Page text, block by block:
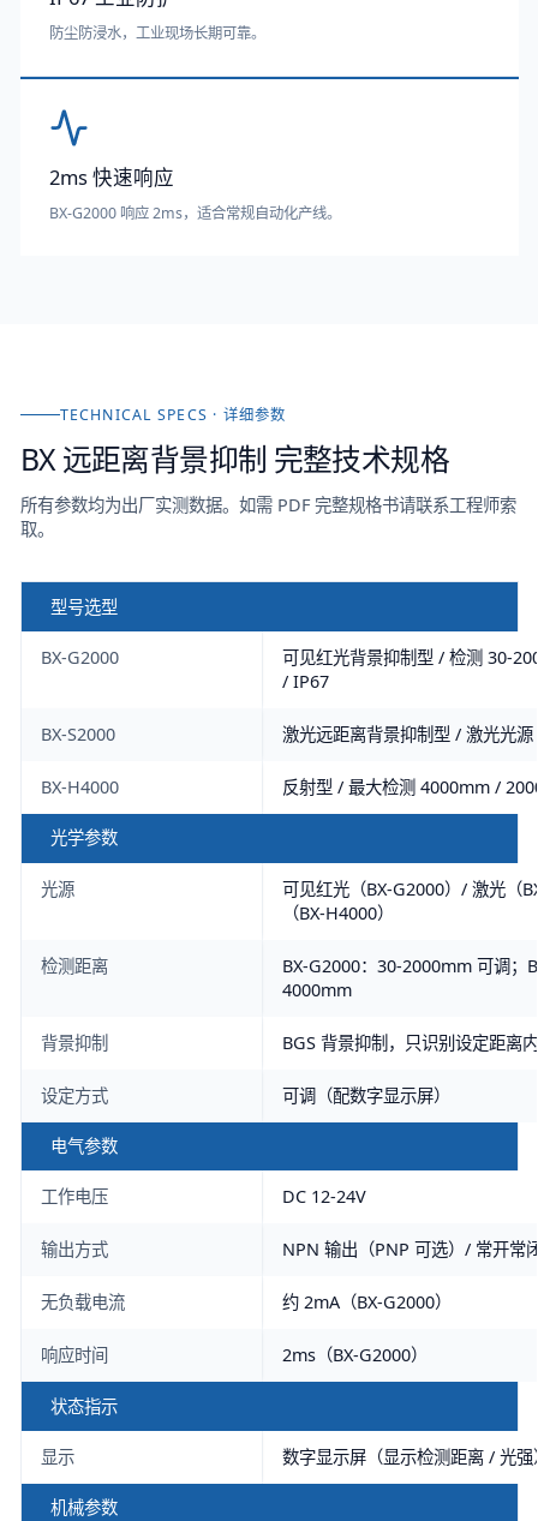
防尘防浸水，工业现场长期可靠。
2ms 快速响应
BX-G2000 响应 2ms，适合常规自动化产线。
TECHNICAL SPECS · 详细参数
BX 远距离背景抑制 完整技术规格
所有参数均为出厂实测数据。如需 PDF 完整规格书请联系工程师索
取。
型号选型
BX-G2000
可见红光背景抑制型 / 检测 30-
/ IP67
BX-S2000 激光远距离背景抑制型 / 激光光
BX-H4000 反射型 / 最大检测 4000mm /
光学参数
光源
可见红光（BX-G2000）/ 激光（
（BX-H4000）
检测距离
BX-G2000：30-2000mm 可调；
4000mm
背景抑制 BGS 背景抑制，只识别设定距离
设定方式 可调（配数字显示屏）
电气参数
工作电压 DC 12-24V
输出方式 NPN 输出（PNP 可选）/ 常开常
无负载电流 约 2mA（BX-G2000）
响应时间 2ms（BX-G2000）
状态指示
显示 数字显示屏（显示检测距离 / 光强
机械参数